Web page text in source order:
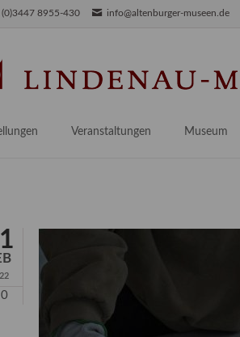
(0)3447 8955-430 info@altenburger-museen.de
Veranstaltungen Museum
Praktikum
0